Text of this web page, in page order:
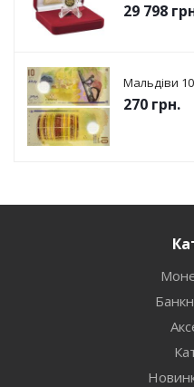
29 798
Мальдіви
270 грн.